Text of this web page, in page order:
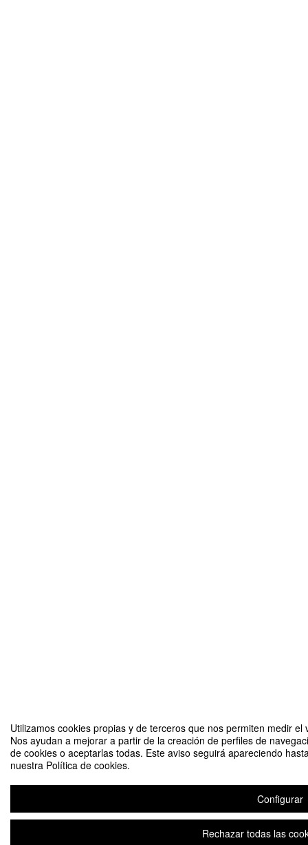
Utilizamos cookies propias y de terceros que nos permiten medir
Nos ayudan a mejorar a partir de la creación de perfiles de
de cookies o aceptarlas todas. Este aviso seguirá apareciendo
nuestra Política de cookies.
Configurar
Rechazar todas las